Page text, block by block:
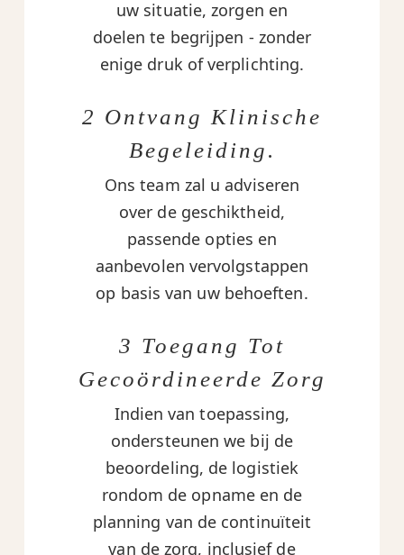
uw situatie, zorgen en
doelen te begrijpen - zonder
enige druk of verplichting.
2 Ontvang Klinische
Begeleiding.
Ons team zal u adviseren
over de geschiktheid,
passende opties en
aanbevolen vervolgstappen
op basis van uw behoeften.
3 Toegang Tot
Gecoördineerde Zorg
Indien van toepassing,
ondersteunen we bij de
beoordeling, de logistiek
rondom de opname en de
planning van de continuïteit
van de zorg, inclusief de